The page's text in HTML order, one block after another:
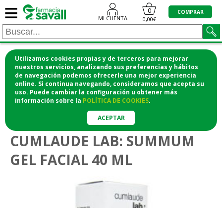
Utilizamos cookies propias y de terceros para mejorar
nuestros servicios, analizando sus preferencias y hábitos
de navegación podemos ofrecerle una mejor experiencia
online. Si continua navegando, consideramos que acepta su
uso. Puede cambiar la configuración u obtener más
información sobre la POLÍTICA DE COOKIES.
ACEPTAR
≡ MI CUENTA
0
0,00€
COMPRAR
¡COMPRA CÓMODAMENTE DESDE CASA Y RECOGE
EN LA FARMACIA!
o si lo prefieres te lo mandamos a casa
Cosmética facial >
CUMLAUDE LAB: SUMMUM
GEL FACIAL 40 ML